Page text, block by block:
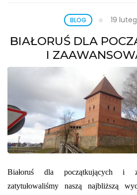
BLOG 19
BIAŁORUŚ DLA
I
Białoruś dla początkujących i
zatytułowaliśmy naszą najbliższą